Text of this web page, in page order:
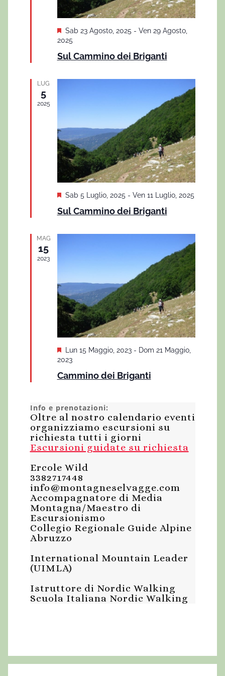
c
e
e
v
i
s
t
e
N
i
g
a
z
i
o
e
i
g
a
z
i
o
n
e
t
a
S
e
n
l
Sab 23 Agosto, 2025 - Ven 29 Agosto,
2025
Sul Cammino dei Briganti
LUG
5
2025
S
g
a
Sab 5 Luglio, 2025 - Ven 11 Luglio, 2025
Sul Cammino dei Briganti
MAG
15
2023
S
e
n
a
t
i
Lun 15 Maggio, 2023- Dom 21 Maggio,
2023
Cammino dei Briganti
Info e prenotazioni:
Oltre al nostro calendario eventi
organizziamo escursioni su
richiesta tutti i giorni
Escursioni guidate su richiesta
Ercole Wild
3382717448
info@montagneselvagge.com
Accompagnatore di Media
Montagna/Maestro di
Escursionismo
Collegio Regionale Guide Alpine
Abruzzo
International Mountain Leader
(UIMLA)
Istruttore di Nordic Walking
Scuola Italiana Nordic Walking